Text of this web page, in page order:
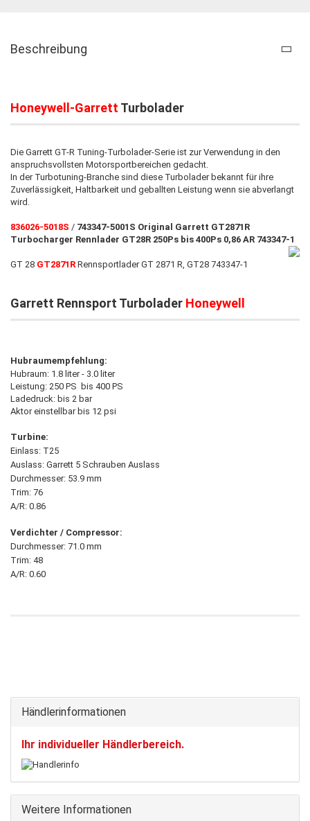
Beschreibung
Honeywell-Garrett Turbolader
Die Garrett GT-R Tuning-Turbolader-Serie ist zur Verwendung in den
anspruchsvollsten Motorsportbereichen gedacht.
In der Turbotuning-Branche sind diese Turbolader bekannt für ihre
Zuverlässigkeit, Haltbarkeit und geballten Leistung wenn sie abverlangt
wird.
836026-5018S / 743347-5001S Original Garrett GT2871R
Turbocharger Rennlader GT28R 250Ps bis 400Ps 0,86 AR 743347-1
GT 28 GT2871R Rennsportlader GT 2871 R, GT28 743347-1
Garrett Rennsport Turbolader Honeywell
Hubraumempfehlung:
Hubraum: 1.8 liter - 3.0 liter
Leistung: 250 PS bis 400 PS
Ladedruck: bis 2 bar
Aktor einstellbar bis 12 psi
Turbine:
Einlass: T25
Auslass: Garrett 5 Schrauben Auslass
Durchmesser: 53.9 mm
Trim: 76
A/R: 0.86
Verdichter / Compressor:
Durchmesser: 71.0 mm
Trim: 48
A/R: 0.60
Händlerinformationen
Ihr individueller Händlerbereich.
Weitere Informationen